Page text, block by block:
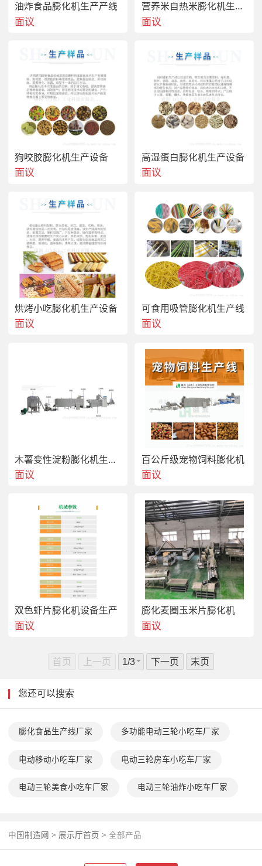
油炸食品膨化机生产产线
面议
营养米自热米膨化机生产设备
面议
狗咬胶膨化机生产设备
面议
高湿蛋白膨化机生产设备
面议
烘烤小吃膨化机生产设备
面议
可食用吸管膨化机生产线
面议
木薯变性淀粉膨化机生产设备
面议
百公斤级宠物饲料膨化机
面议
双色虾片膨化机设备生产
面议
膨化麦圈玉米片膨化机
面议
首页 上一页 下一页 末页
您还可以搜索
膨化食品生产线厂家 多功能电动三轮小吃车厂家
电动移动小吃车厂家 电动三轮房车小吃车厂家
电动三轮美食小吃车厂家 电动三轮油炸小吃车厂家
中国制造网 > 展示厅首页 > 全部产品